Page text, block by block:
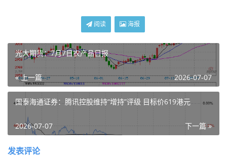
阅读 海报
光大期货：7月7日农产品日报
« 上一篇 2026-07-07
国泰海通证券：腾讯控股维持“增持”评级 目标价619港元
下一篇 »
2026-07-07
发表评论